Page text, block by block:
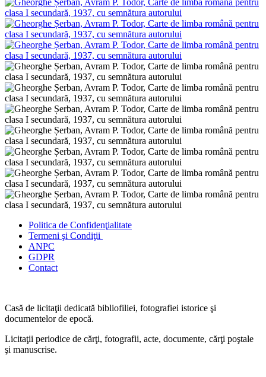
Politica de Confidenţialitate
Termeni şi Condiţii
ANPC
GDPR
Contact
Casă de licitaţii dedicată bibliofiliei, fotografiei istorice şi
documentelor de epocă.
Licitaţii periodice de cărţi, fotografii, acte, documente, cărţi poştale
şi manuscrise.